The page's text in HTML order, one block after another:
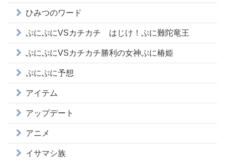
ひみつのワード
ぷにぷにVSカチカチ はじけ！ぷに難陀竜王
ぷにぷにVSカチカチ勝利の女神ぷに椿姫
ぷにぷに予想
アイテム
アップデート
アニメ
イサマシ族